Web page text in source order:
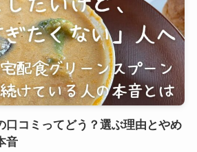
口コミってどう？選ぶ理由とやめ
音